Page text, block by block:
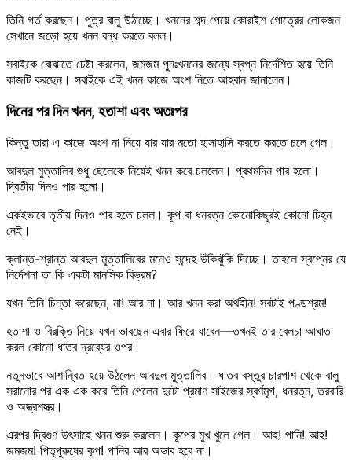
তিনি গর্ত করছেন। পুত্র বালু উঠাচ্ছে। খননের শব্দ পেয়ে কোরাইশ গোত্রের লোকজন
সেখানে জড়ো হয়ে খনন বন্ধ করতে বলল।
সবাইকে বোঝাতে চেষ্টা করলেন, জমজম পুনঃখননের জন্যে স্বপ্ন নির্দেশিত হয়ে তিনি
কাজটি করছেন। সবাইকে এই খনন কাজে অংশ নিতে আহবান জানালেন।
দিনের পর দিন খনন, হতাশা এবং অতঃপর
কিন্তু তারা এ কাজে অংশ না নিয়ে যার যার মতো হাসাহাসি করতে করতে চলে গেল।
আবদুল মুত্তালিব শুধু ছেলেকে নিয়েই খনন করে চললেন। প্রথমদিন পার হলো।
দ্বিতীয় দিনও পার হলো।
একইভাবে তৃতীয় দিনও পার হতে চলল। কূপ বা ধনরত্ন কোনোকিছুরই কোনো চিহ্ন
নেই।
ক্লান্ত-শ্রান্ত আবদুল মুত্তালিবের মনেও সন্দেহ উঁকিঝুঁকি দিচ্ছে। তাহলে স্বপ্নের যে
নির্দেশনা তা কি একটা মানসিক বিভ্রম?
যখন তিনি চিন্তা করেছেন, না! আর না। আর খনন করা অর্থহীন! সবটাই পণ্ডশ্রম!
হতাশা ও বিরক্তি নিয়ে যখন ভাবছেন এবার ফিরে যাবেন—তখনই তার বেলচা আঘাত
করল কোনো ধাতব দ্রব্যের ওপর।
নতুনভাবে আশান্বিত হয়ে উঠলেন আবদুল মুত্তালিব। ধাতব বস্তুর চারপাশ থেকে বালু
সরানোর পর এক এক করে তিনি পেলেন দুটো প্রমাণ সাইজের স্বর্ণমৃগ, ধনরত্ন, তরবারি
ও অস্ত্রশস্ত্র।
এরপর দ্বিগুণ উৎসাহে খনন শুরু করলেন। কূপের মুখ খুলে গেল। আহ! পানি! আহ!
জমজম! পিতৃপুরুষের কূপ! পানির আর অভাব হবে না।